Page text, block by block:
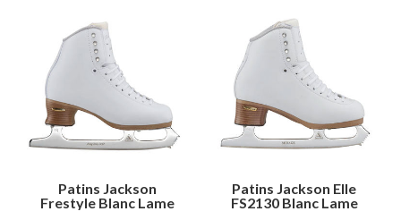
Patins Jackson
Frestyle Blanc Lame
Patins Jackson Elle
FS2130 Blanc Lame